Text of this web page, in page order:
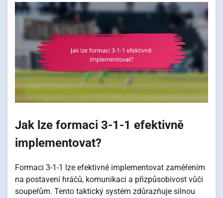
Jak lze formaci 3-1-1 efektivně
implementovat?
Formaci 3-1-1 lze efektivně implementovat zaměřením
na postavení hráčů, komunikaci a přizpůsobivost vůči
soupeřům. Tento taktický systém zdůrazňuje silnou